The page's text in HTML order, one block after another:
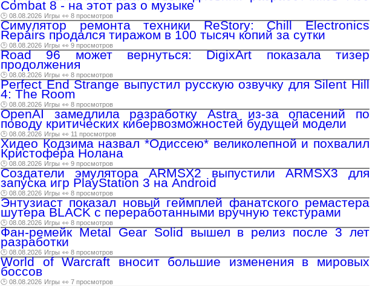
Combat 8 - на этот раз о музыке
🕑 08.08.2026 Игры 👀 8 просмотров
Симулятор ремонта техники ReStory: Chill Electronics
Repairs продался тиражом в 100 тысяч копий за сутки
🕑 08.08.2026 Игры 👀 9 просмотров
Road 96 может вернуться: DigixArt показала тизер
продолжения
🕑 08.08.2026 Игры 👀 8 просмотров
Perfect End Strange выпустил русскую озвучку для Silent Hill
4: The Room
🕑 08.08.2026 Игры 👀 8 просмотров
OpenAI замедлила разработку Astra из-за опасений по
поводу критических кибервозможностей будущей модели
🕑 08.08.2026 Игры 👀 11 просмотров
Хидео Кодзима назвал *Одиссею* великолепной и похвалил
Кристофера Нолана
🕑 08.08.2026 Игры 👀 9 просмотров
Создатели эмулятора ARMSX2 выпустили ARMSX3 для
запуска игр PlayStation 3 на Android
🕑 08.08.2026 Игры 👀 8 просмотров
Энтузиаст показал новый геймплей фанатского ремастера
шутера BLACK с переработанными вручную текстурами
🕑 08.08.2026 Игры 👀 8 просмотров
Фан-ремейк Metal Gear Solid вышел в релиз после 3 лет
разработки
🕑 08.08.2026 Игры 👀 8 просмотров
World of Warcraft вносит большие изменения в мировых
боссов
🕑 08.08.2026 Игры 👀 7 просмотров